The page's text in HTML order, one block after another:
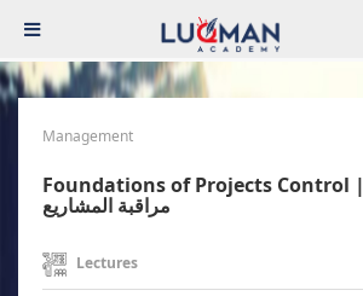
Management
Foundations of Projects Control | أسس ومهام
مراقبة المشاريع
Lectures